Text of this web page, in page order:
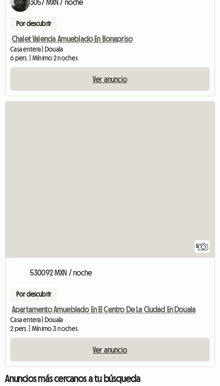
3057 MXN / noche
Por descubrir
Chalet Valencia Amueblado En Bonapriso
Casa entera | Douala
6 pers. | Mínimo 2 noches
Ver anuncio
5
530092 MXN / noche
Por descubrir
Apartamento Amueblado En El Centro De La Ciudad En Douala
Casa entera | Douala
2 pers. | Mínimo 3 noches
Ver anuncio
Anuncios más cercanos a tu búsqueda